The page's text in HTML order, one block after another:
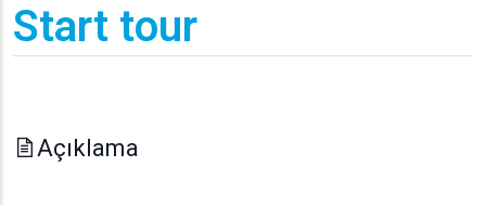
Start tour
Açıklama